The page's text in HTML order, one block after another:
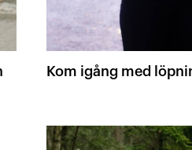
Kom igång med